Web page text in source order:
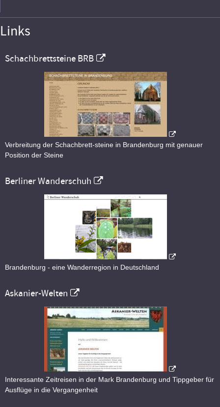
Links
Schachbrettsteine BRB
Verbreitung der Schachbrett-steine in Brandenburg mit genauer
Position der Steine
Berliner Wanderschuh
Brandenburg - eine Wanderregion in Deutschland
Askanier-Welten
Interessante Zeitreisen in der Mark Brandenburg und Tippgeber für
Ausflüge in die Vergangenheit